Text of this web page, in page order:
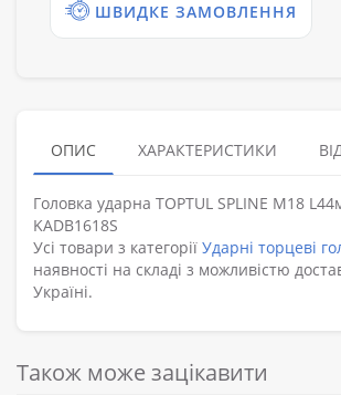
ШВИДКЕ ЗАМОВЛЕННЯ
ОПИС ХАРАКТЕРИСТИКИ
Головка ударна TOPTUL SPLINE М18
KADB1618S
Усі товари з категорії Ударні торцеві
наявності на складі з можливістю
Україні.
Також може зацікавити